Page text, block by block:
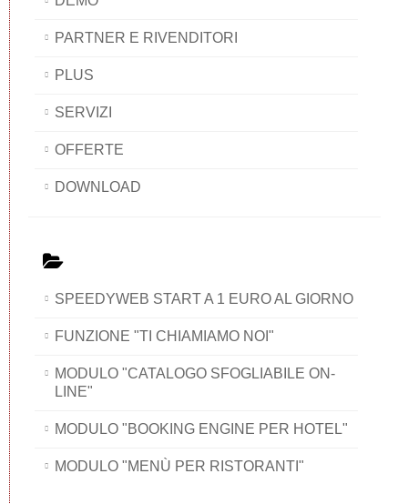
PARTNER E RIVENDITORI
PLUS
SERVIZI
OFFERTE
DOWNLOAD
SPEEDYWEB START A 1 EURO AL GIORNO
FUNZIONE "TI CHIAMIAMO NOI"
MODULO "CATALOGO SFOGLIABILE ON-
LINE"
MODULO "BOOKING ENGINE PER HOTEL"
MODULO "MENÙ PER RISTORANTI"